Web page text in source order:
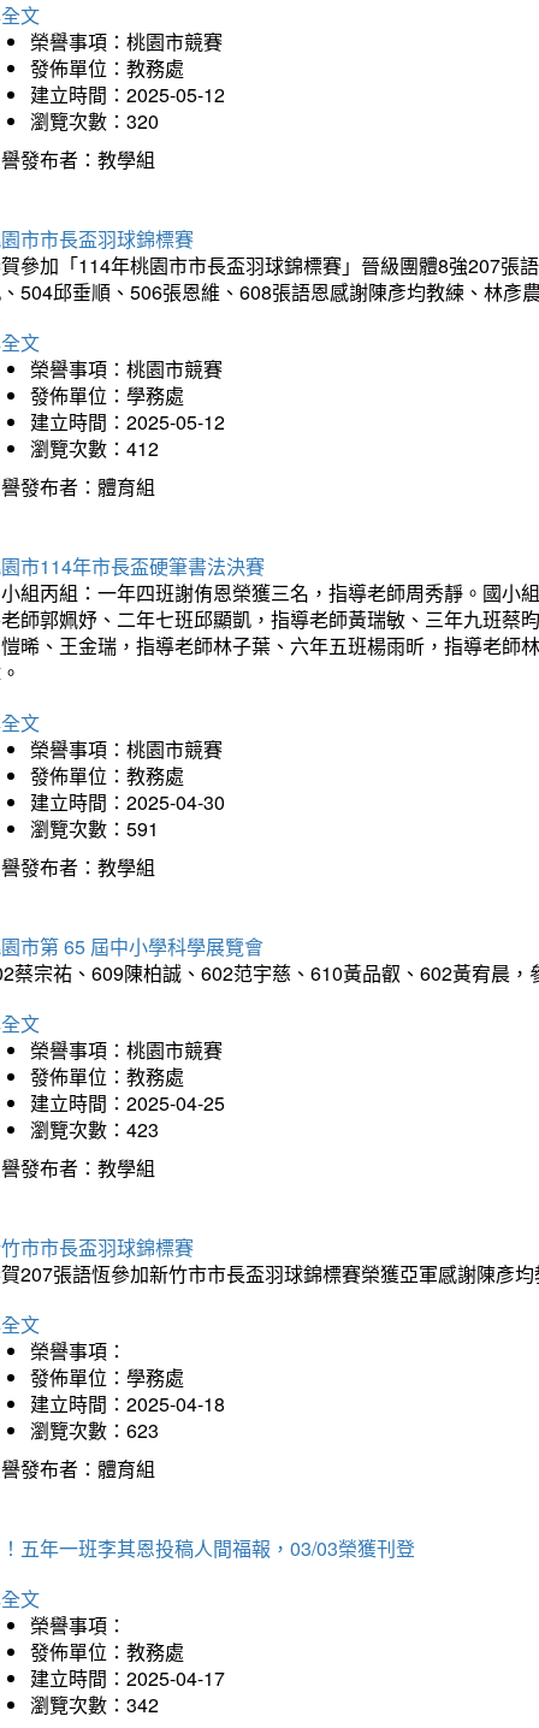
文
榮譽事項：桃園市競賽
發佈單位：教務處
建立時間：2025-05-12
瀏覽次數：320
發布者：教學組
市市長盃羽球錦標賽
參加「114年桃園市市長盃羽球錦標賽」晉級團體8強207張
504邱垂順、506張恩維、608張語恩感謝陳彥均教練、林彥
文
榮譽事項：桃園市競賽
發佈單位：學務處
建立時間：2025-05-12
瀏覽次數：412
發布者：體育組
市114年市長盃硬筆書法決賽
組丙組：一年四班謝侑恩榮獲三名，指導老師周秀靜。國小
師郭姵妤、二年七班邱顯凱，指導老師黃瑞敏、三年九班蔡
晞、王金瑞，指導老師林子葉、六年五班楊雨昕，指導老師
文
榮譽事項：桃園市競賽
發佈單位：教務處
建立時間：2025-04-30
瀏覽次數：591
發布者：教學組
市第 65 屆中小學科學展覽會
蔡宗祐、609陳柏誠、602范宇慈、610黃品叡、602黃宥晨
文
榮譽事項：桃園市競賽
發佈單位：教務處
建立時間：2025-04-25
瀏覽次數：423
發布者：教學組
市市長盃羽球錦標賽
207張語恆參加新竹市市長盃羽球錦標賽榮獲亞軍感謝陳彥
文
榮譽事項：
發佈單位：學務處
建立時間：2025-04-18
瀏覽次數：623
發布者：體育組
五年一班李其恩投稿人間福報，03/03榮獲刊登
文
榮譽事項：
發佈單位：教務處
建立時間：2025-04-17
瀏覽次數：342